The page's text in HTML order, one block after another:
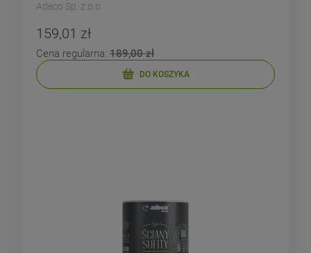
Adeco Sp. z o.o.
159,01 zł
Cena regularna: 189,00 zł
DO KOSZYKA